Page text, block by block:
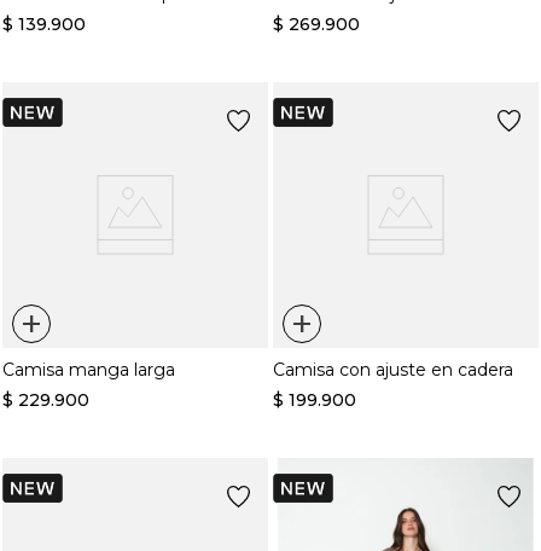
$ 139.900
$ 269.900
+
Camisa manga larga
$ 229.900
+
Camisa con ajuste en cadera
$ 199.900